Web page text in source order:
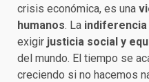
crisis económica, es una
humanos. La indiferencia
exigir justicia social y
del mundo. El tiempo se
creciendo si no hacemos